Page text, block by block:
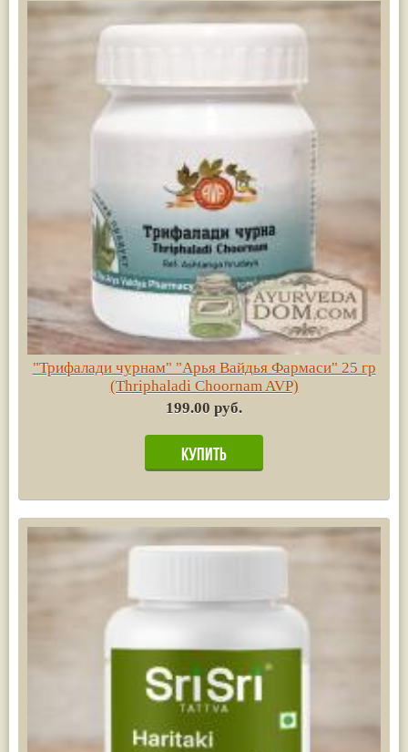
"Трифалади чурнам" "Арья Вайдья Фармаси" 25 гр
(Thriphaladi Choornam AVP)
199.00 руб.